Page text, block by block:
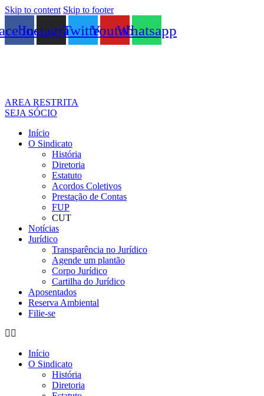
Skip to content Skip to footer
InstagramTwitterYoutubeWhatsapp
AREA RESTRITA
SEJA SÓCIO
Início
O Sindicato
História
Diretoria
Estatuto
Acordos Coletivos
Prestação de Contas
FUP
CUT
Notícias
Jurídico
Transparência no Jurídico
Agende um plantão
Corpo Jurídico
Cartilha do Jurídico
Aposentados
Reserva Ambiental
Filie-se
Início
O Sindicato
História
Diretoria